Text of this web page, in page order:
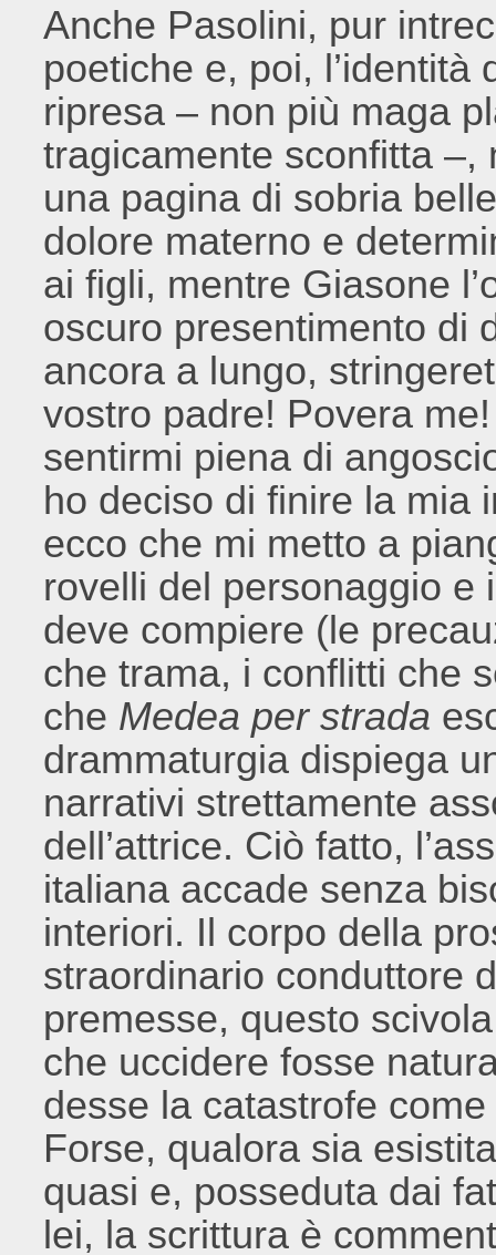
Anche Pasolini, pur
poetiche e, poi, l’identità
ripresa – non più maga
tragicamente sconfitta
una pagina di sobria
dolore materno e
ai figli, mentre Giasone
oscuro presentimento di
ancora a lungo,
vostro padre! Povera
sentirmi piena di
ho deciso di finire la mia
ecco che mi metto a
rovelli del personaggio e
deve compiere (le
che trama, i conflitti che
che Medea per strada
drammaturgia dispiega
narrativi strettamente
dell’attrice. Ciò fatto,
italiana accade senza
interiori. Il corpo della
straordinario conduttore
premesse, questo
che uccidere fosse
desse la catastrofe
Forse, qualora sia
quasi e, posseduta dai
lei, la scrittura è